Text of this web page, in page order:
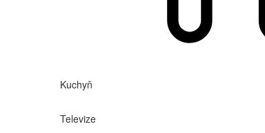
Kuchyň
Televize